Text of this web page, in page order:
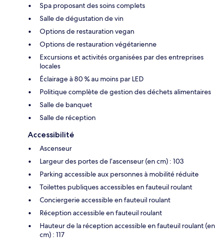
Spa proposant des soins complets
Salle de dégustation de vin
Options de restauration vegan
Options de restauration végétarienne
Excursions et activités organisées par des entreprises
locales
Éclairage à 80 % au moins par LED
Politique complète de gestion des déchets alimentaires
Salle de banquet
Salle de réception
Accessibilité
Ascenseur
Largeur des portes de l’ascenseur (en cm) : 103
Parking accessible aux personnes à mobilité réduite
Toilettes publiques accessibles en fauteuil roulant
Conciergerie accessible en fauteuil roulant
Réception accessible en fauteuil roulant
Hauteur de la réception accessible en fauteuil roulant (en
cm) : 117